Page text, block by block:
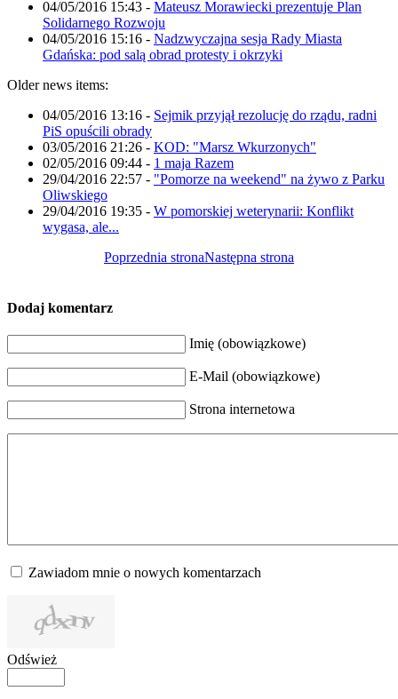
04/05/2016 15:43 - Mateusz Morawiecki prezentuje Plan
Solidarnego Rozwoju
04/05/2016 15:16 - Nadzwyczajna sesja Rady Miasta
Gdańska: pod salą obrad protesty i okrzyki
Older news items:
04/05/2016 13:16 - Sejmik przyjął rezolucję do rządu, radni
PiS opuścili obrady
03/05/2016 21:26 - KOD: "Marsz Wkurzonych"
02/05/2016 09:44 - 1 maja Razem
29/04/2016 22:57 - "Pomorze na weekend" na żywo z Parku
Oliwskiego
29/04/2016 19:35 - W pomorskiej weterynarii: Konflikt
wygasa, ale...
Poprzednia stronaNastępna strona
Dodaj komentarz
Imię (obowiązkowe)
E-Mail (obowiązkowe)
Strona internetowa
Zawiadom mnie o nowych komentarzach
Odśwież